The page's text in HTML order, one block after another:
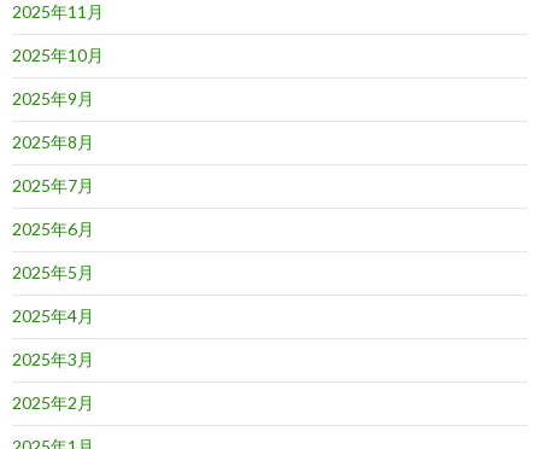
2025年11月
2025年10月
2025年9月
2025年8月
2025年7月
2025年6月
2025年5月
2025年4月
2025年3月
2025年2月